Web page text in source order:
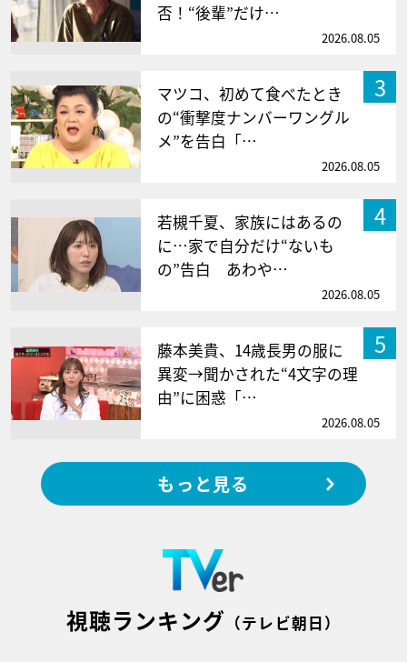
否！“後輩”だけ…
2026.08.05
3
マツコ、初めて食べたとき
の“衝撃度ナンバーワングル
メ”を告白「…
2026.08.05
4
若槻千夏、家族にはあるの
に…家で自分だけ“ないも
の”告白 あわや…
2026.08.05
5
藤本美貴、14歳長男の服に
異変→聞かされた“4文字の理
由”に困惑「…
2026.08.05
もっと見る
視聴ランキング （テレビ朝日）